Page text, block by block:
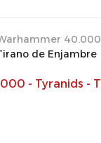
40.000
de Enjambre